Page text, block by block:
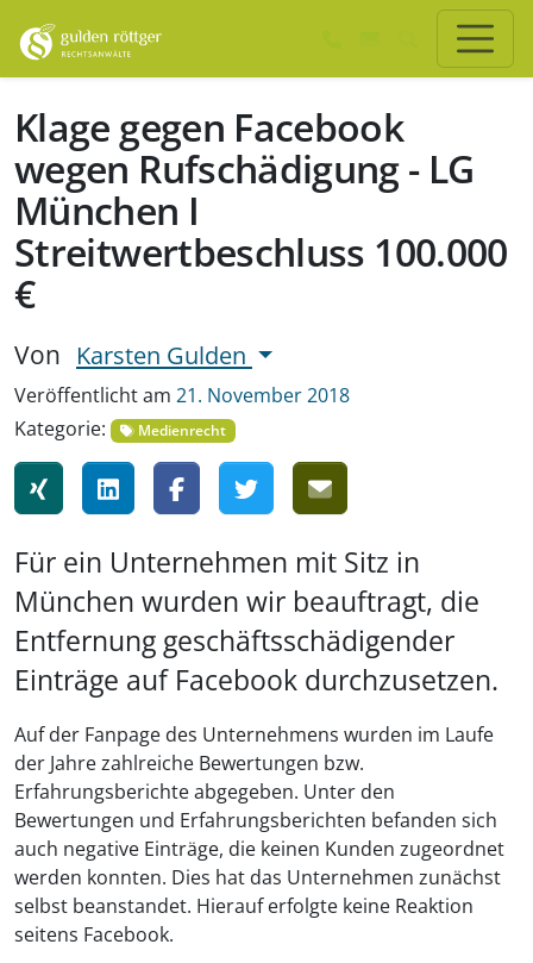
Klage gegen Facebook
wegen Rufschädigung - LG
München I
Streitwertbeschluss 100.000
€
Von Karsten Gulden
Veröffentlicht am 21. November 2018
Kategorie:
Medienrecht
Für ein Unternehmen mit Sitz in
München wurden wir beauftragt, die
Entfernung geschäftsschädigender
Einträge auf Facebook durchzusetzen.
Auf der Fanpage des Unternehmens wurden im Laufe
der Jahre zahlreiche Bewertungen bzw.
Erfahrungsberichte abgegeben. Unter den
Bewertungen und Erfahrungsberichten befanden sich
auch negative Einträge, die keinen Kunden zugeordnet
werden konnten. Dies hat das Unternehmen zunächst
selbst beanstandet. Hierauf erfolgte keine Reaktion
seitens Facebook.